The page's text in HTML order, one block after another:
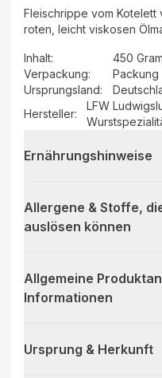
Fleischrippe vom Kotelett
roten, leicht viskosen
Inhalt:
450
Verpackung:
Packung
Ursprungsland:
Hersteller:
LFW
Ernährungshinweise
Allergene & Stoffe,
auslösen können
Allgemeine
Informationen
Ursprung & Herkunft